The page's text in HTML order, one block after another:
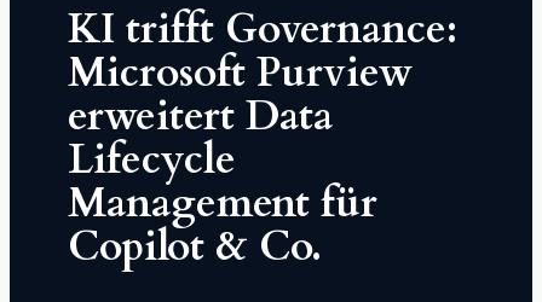
KI trifft Governance:
Microsoft Purview
erweitert Data
Lifecycle
Management für
Copilot & Co.